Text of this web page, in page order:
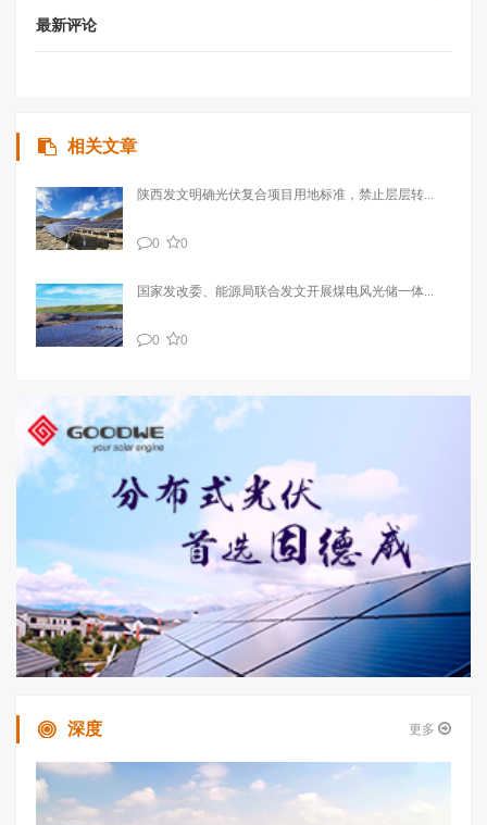
最新评论
相关文章
陕西发文明确光伏复合项目用地标准，禁止层层转...
0 0
国家发改委、能源局联合发文开展煤电风光储一体...
0 0
深度 更多